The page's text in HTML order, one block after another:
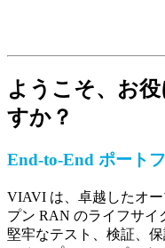
ようこそ、お
すか？
End-to-End ポート
VIAVI は、卓越したオ
プン RAN のライフサ
堅牢なテスト、検証、